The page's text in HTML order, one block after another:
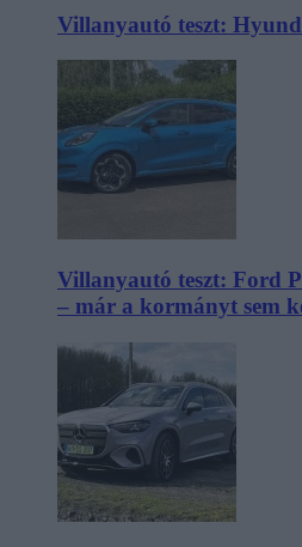
Villanyautó teszt:
Villanyautó teszt: Ford
– már a kormányt sem